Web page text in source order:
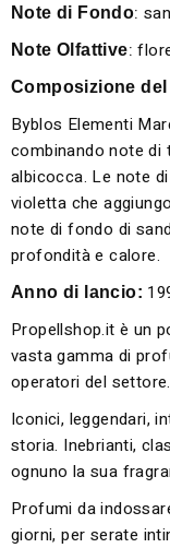
Note di Fondo:
Note Olfattive:
Composizione
Byblos Elementi
combinando note di
albicocca. Le note
violetta che
note di fondo di
profondità e calore.
Anno di lancio:
Propellshop.it è un
vasta gamma di
operatori del settore.
Iconici, leggendari,
storia. Inebrianti,
ognuno la sua
Profumi da
giorni, per serate